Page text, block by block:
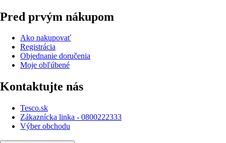
Pred prvým nákupom
Ako nakupovať
Registrácia
Objednanie doručenia
Moje obľúbené
Kontaktujte nás
Tesco.sk
Zákaznícka linka - 0800222333
Výber obchodu